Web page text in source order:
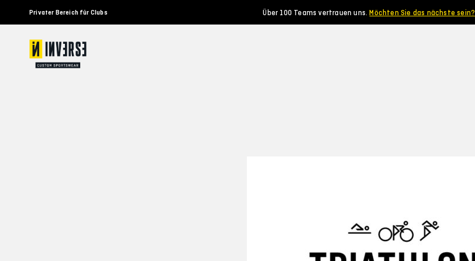
Privater Bereich für Clubs Über 100 Teams vertrauen uns.Möchten Sie das nächste sein?